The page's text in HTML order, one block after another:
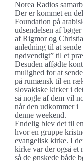
Norea Radios
Der er kommet en
Foundation på
udsendelsen af
af Rigmor og
anledning til at
nødvendigt” til et
Desuden affødte
mulighed for at
på rumænsk til en
slovakiske kirker i
så nogle af dem vil
når den udkommer i
denne weekend.
Endelig blev det til
hvor en gruppe
evangelisk kirke. I
kirke var der også et
så de ønskede både